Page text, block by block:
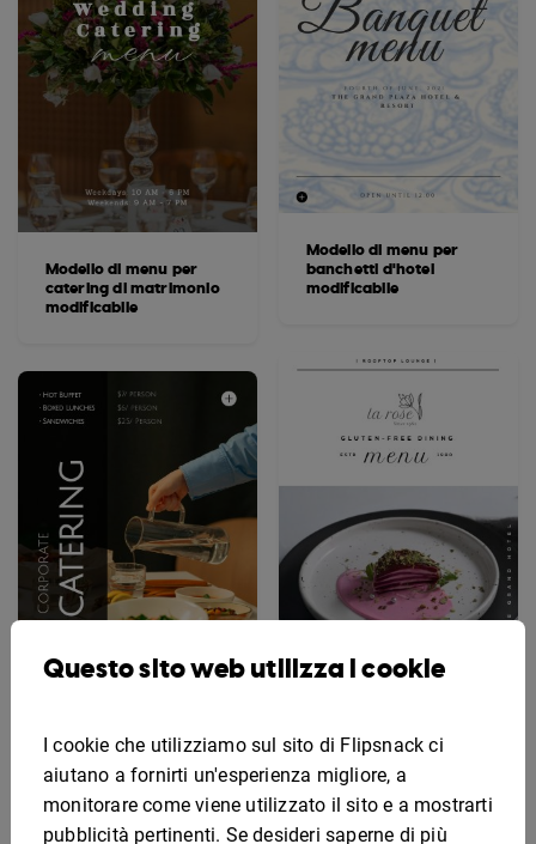
Modello di menu per
catering di matrimonio
modificabile
Modello interattivo per
il menu di catering
aziendale
Modello di menu per
banchetti d'hotel
modificabile
glutine modificabile
Questo sito web utilizza i cookie
I cookie che utilizziamo sul sito di Flipsnack ci
aiutano a fornirti un'esperienza migliore, a
monitorare come viene utilizzato il sito e a mostrarti
pubblicità pertinenti. Se desideri saperne di più